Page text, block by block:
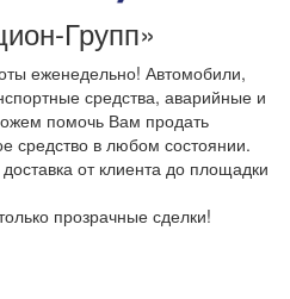
Групп»
еженедельно! Автомобили,
средства, аварийные и
помочь Вам продать
средство в любом состоянии.
от клиента до площадки
прозрачные сделки!